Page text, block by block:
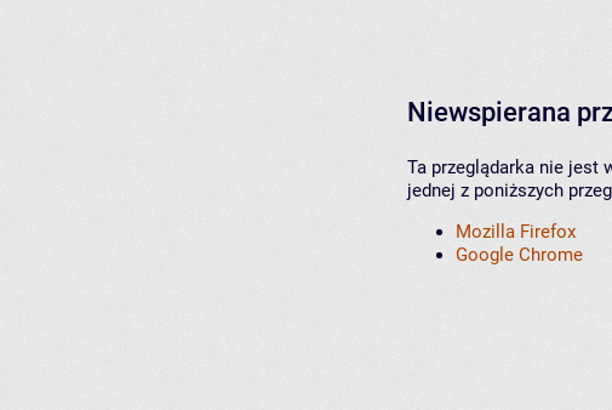
Niewspierana
Ta przeglądarka nie jest
jednej z poniższych
Mozilla Firefox
Google Chrome